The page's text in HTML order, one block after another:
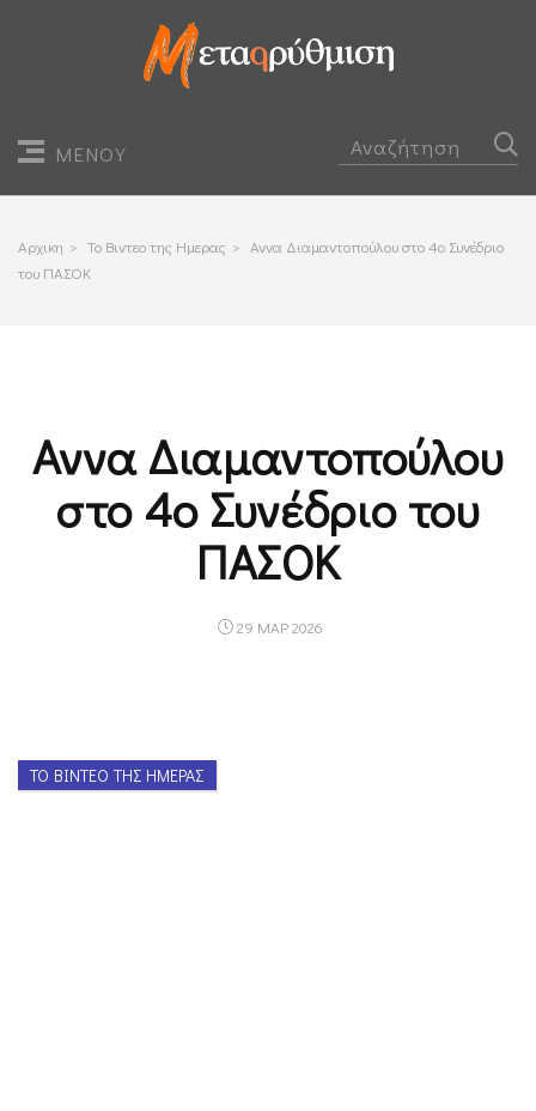
ΜΕΝΟΥ
Αρχικη > Το Βιντεο της Ημερας > Αννα Διαμαντοπούλου στο 4ο Συνέδριο
του ΠΑΣΟΚ
Αννα Διαμαντοπούλου
στο 4ο Συνέδριο του
ΠΑΣΟΚ
29 ΜΑΡ 2026
ΤΟ ΒΊΝΤΕΟ ΤΗΣ ΗΜΈΡΑΣ